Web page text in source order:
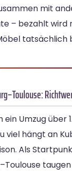
mit
– bezahlt wird
tatsächlich
ein Umzug über
viel hängt an
Als